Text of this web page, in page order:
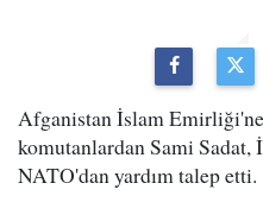
Afganistan İslam
komutanlardan Sami
NATO'dan yardım talep etti.